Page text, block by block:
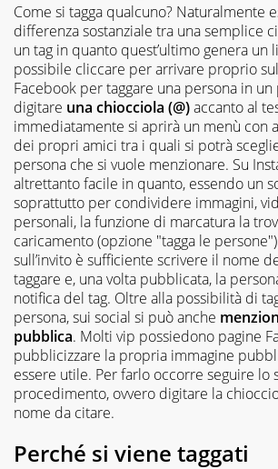
Come si tagga qualcuno? Naturalmente
differenza sostanziale tra una semplice
un tag in quanto quest’ultimo genera un
possibile cliccare per arrivare proprio
Facebook per taggare una persona in
digitare una chiocciola (@)accanto al
immediatamente si aprirà un menù con
dei propri amici tra i quali si potrà
persona che si vuole menzionare. Su
altrettanto facile in quanto, essendo un
soprattutto per condividere immagini,
personali, la funzione di marcatura la
caricamento (opzione "tagga le
sull’invito è sufficiente scrivere il nome
taggare e, una volta pubblicata, la
notifica del tag. Oltre alla possibilità di
persona, sui social si può anche
pubblica. Molti vip possiedono pagine
pubblicizzare la propria immagine
essere utile. Per farlo occorre seguire lo
procedimento, ovvero digitare la
nome da citare.
Perché si viene taggati